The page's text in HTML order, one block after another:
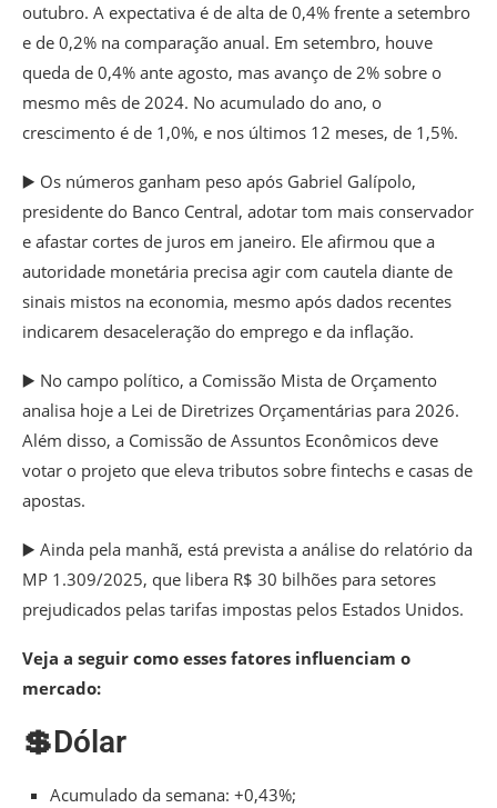
outubro. A expectativa é de alta de 0,4% frente a setembro
e de 0,2% na comparação anual. Em setembro, houve
queda de 0,4% ante agosto, mas avanço de 2% sobre o
mesmo mês de 2024. No acumulado do ano, o
crescimento é de 1,0%, e nos últimos 12 meses, de 1,5%.
▶️ Os números ganham peso após Gabriel Galípolo,
presidente do Banco Central, adotar tom mais conservador
e afastar cortes de juros em janeiro. Ele afirmou que a
autoridade monetária precisa agir com cautela diante de
sinais mistos na economia, mesmo após dados recentes
indicarem desaceleração do emprego e da inflação.
▶️ No campo político, a Comissão Mista de Orçamento
analisa hoje a Lei de Diretrizes Orçamentárias para 2026.
Além disso, a Comissão de Assuntos Econômicos deve
votar o projeto que eleva tributos sobre fintechs e casas de
apostas.
▶️ Ainda pela manhã, está prevista a análise do relatório da
MP 1.309/2025, que libera R$ 30 bilhões para setores
prejudicados pelas tarifas impostas pelos Estados Unidos.
Veja a seguir como esses fatores influenciam o
mercado:
💲Dólar
Acumulado da semana: +0,43%;